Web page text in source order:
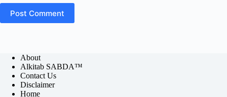
Post Comment
About
Alkitab SABDA™
Contact Us
Disclaimer
Home